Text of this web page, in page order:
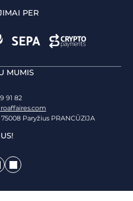
PER
MUMIS
91 82
Paryžius PRANCŪZIJA